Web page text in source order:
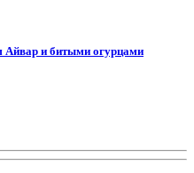
Айвар и битыми огурцами